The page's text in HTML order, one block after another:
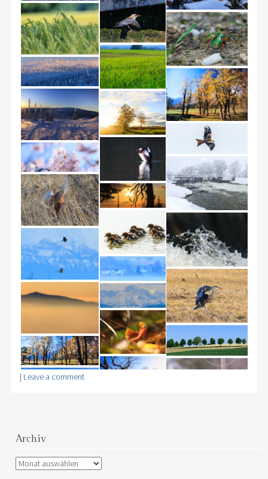
| Leave a comment
Archiv
Archiv